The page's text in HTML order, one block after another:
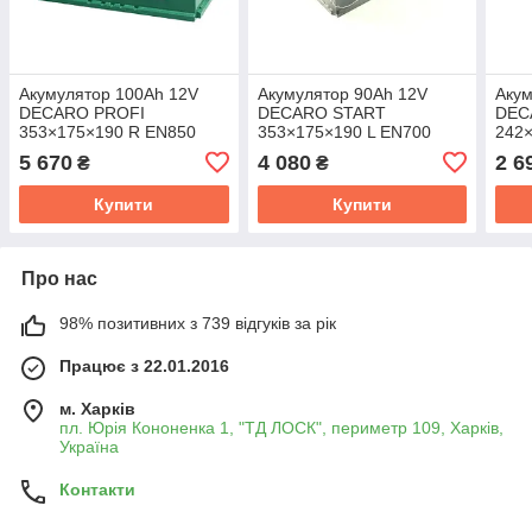
Акумулятор 100Ah 12V
DECARO PROFI
353×175×190 R EN850
5 670 ₴
Купити
Акумулятор 90Ah 12V
DECARO START
353×175×190 L EN700
4 080₴
Купити
2
Про нас
98% позитивних з 739 відгуків за рік
Працює з 22.01.2016
м. Харків
пл. Юрія Кононенка 1, "ТД ЛОСК", периметр 109, Харків,
Україна
Контакти